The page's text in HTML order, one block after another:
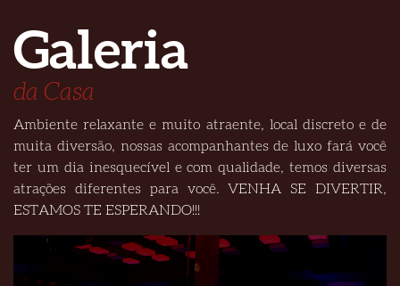
Galeria
da Casa
Ambiente relaxante e muito atraente, local discreto e de
muita diversão, nossas acompanhantes de luxo fará você
ter um dia inesquecível e com qualidade, temos diversas
atrações diferentes para você. VENHA SE DIVERTIR,
ESTAMOS TE ESPERANDO!!!